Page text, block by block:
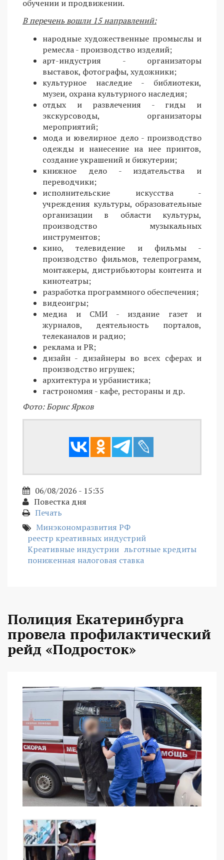
обучении и продвижении.
В перечень вошли 15 направлений:
народные художественные промыслы и
ремесла - производство изделий;
арт-индустрия - организаторы
выставок, фотографы, художники;
культурное наследие - библиотеки,
музеи, охрана культурного наследия;
отдых и развлечения - гиды и
экскурсоводы, организаторы
мероприятий;
мода и ювелирное дело - производство
одежды и нанесение на нее принтов,
создание украшений и бижутерии;
книжное дело - издательства и
переводчики;
исполнительские искусства -
учреждения культуры, образовательные
организации в области культуры,
производство музыкальных
инструментов;
кино, телевидение и фильмы -
производство фильмов, телепрограмм,
монтажеры, дистрибьюторы контента и
кинотеатры;
разработка программного обеспечения;
видеоигры;
медиа и СМИ - издание газет и
журналов, деятельность порталов,
телеканалов и радио;
реклама и PR;
дизайн - дизайнеры во всех сферах и
производство игрушек;
архитектура и урбанистика;
гастрономия - кафе, рестораны и др.
Фото: Борис Ярков
06/08/2026 - 15:35
Повестка дня
Печать
Минэкономразвития РФ
реестр креативных индустрий
Креативные индустрии льготные кредиты
пониженная налоговая ставка
Полиция Екатеринбурга
провела профилактический
рейд «Подросток»